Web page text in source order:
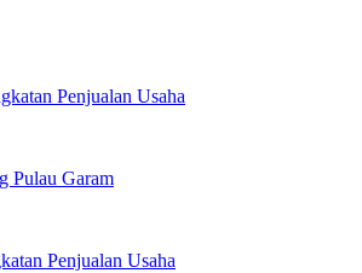
Penjualan Usaha
Pulau Garam
Penjualan Usaha